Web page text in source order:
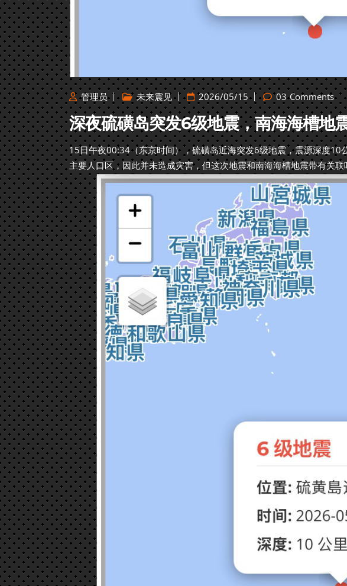
管理员 未来震见 2026/05/15 03 Comments
深夜硫磺岛突发6级地震，南海海槽地
15日午夜00:34（东京时间），硫磺岛近海突发6级地震，震源深度10
主要人口区，因此并未造成灾害，但这次地震和南海海槽地震带有关